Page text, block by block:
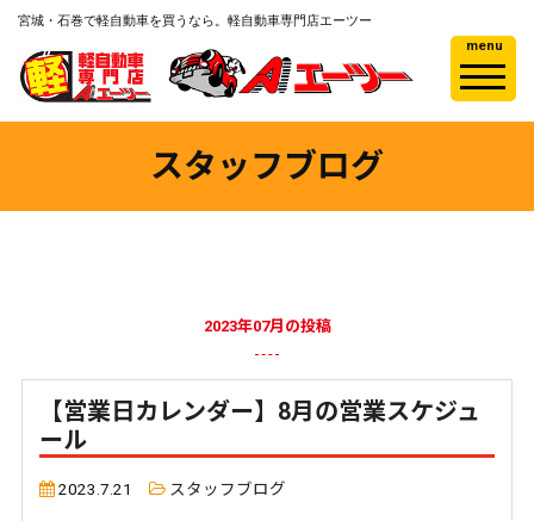
宮城・石巻で軽自動車を買うなら。軽自動車専門店エーツー
menu
スタッフブログ
2023年07月の投稿
【営業日カレンダー】8月の営業スケジュ
ール
2023.7.21 スタッフブログ